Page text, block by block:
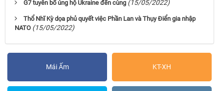
G7 tuyên bố ủng hộ Ukraine đến cùng (15/05/2022)
Thổ Nhĩ Kỳ dọa phủ quyết việc Phần Lan và Thụy Điển gia nhập
NATO (15/05/2022)
Mái Ấm KT-XH